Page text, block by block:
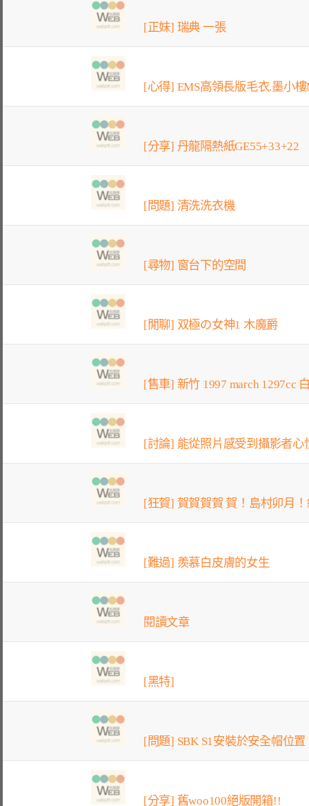
[正妹] 瑞典 一張
[心得] EMS高領長版毛衣.墨小樓
[分享] 丹龍隔熱紙GE55+33+22
[問題] 清洗洗衣機
[尋物] 窗台下的空間
[閒聊] 双極の女神1 木魔爵
[售車] 新竹 1997 march 1297cc
[討論] 能從照片感受到攝影者心
[狂賀] 賀賀賀賀 賀！島村卯月！
[難過] 羨慕白皮膚的女生
閱讀文章
[黑特]
[問題] SBK S1安裝於安全帽位置
[分享] 舊woo100絕版開箱!!